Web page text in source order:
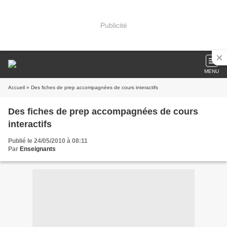
Publicité
MENU
Accueil » Des fiches de prep accompagnées de cours interactifs
Des fiches de prep accompagnées de cours
interactifs
Publié le 24/05/2010 à 08:11
Par Enseignants